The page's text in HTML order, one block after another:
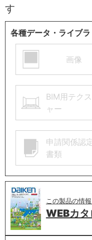
す
各種データ・ライブ
画像
BIM用テク
ャー
申請関係認
書類
この製品の情
WEBカタ